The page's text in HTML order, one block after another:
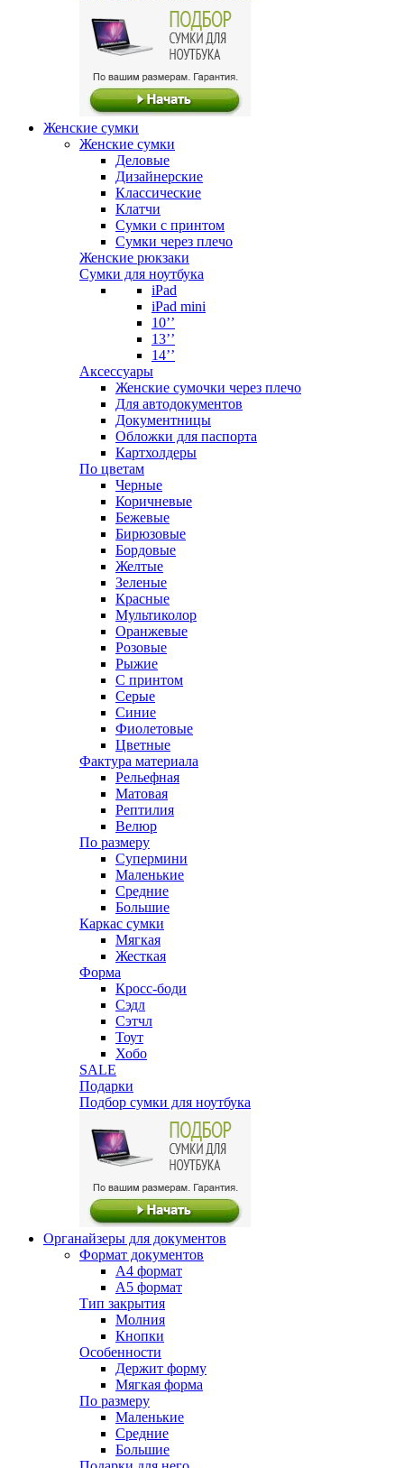
Женские сумки
Женские сумки
Деловые
Дизайнерские
Классические
Клатчи
Сумки с принтом
Сумки через плечо
Женские рюкзаки
Сумки для ноутбука
iPad
iPad mini
10’’
13’’
14’’
Аксессуары
Женские сумочки через плечо
Для автодокументов
Документницы
Обложки для паспорта
Картхолдеры
По цветам
Черные
Коричневые
Бежевые
Бирюзовые
Бордовые
Желтые
Зеленые
Красные
Мультиколор
Оранжевые
Розовые
Рыжие
С принтом
Серые
Синие
Фиолетовые
Цветные
Фактура материала
Рельефная
Матовая
Рептилия
Велюр
По размеру
Супермини
Маленькие
Средние
Большие
Каркас сумки
Мягкая
Жесткая
Форма
Кросс-боди
Сэдл
Сэтчл
Тоут
Хобо
SALE
Подарки
Подбор сумки для ноутбука
Органайзеры для документов
Формат документов
А4 формат
А5 формат
Тип закрытия
Молния
Кнопки
Особенности
Держит форму
Мягкая форма
По размеру
Маленькие
Средние
Большие